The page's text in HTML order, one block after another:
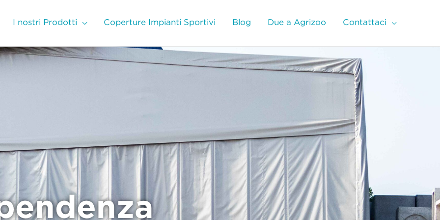
I nostri Prodotti Coperture Impianti Sportivi Blog Due a Agrizoo Contattaci